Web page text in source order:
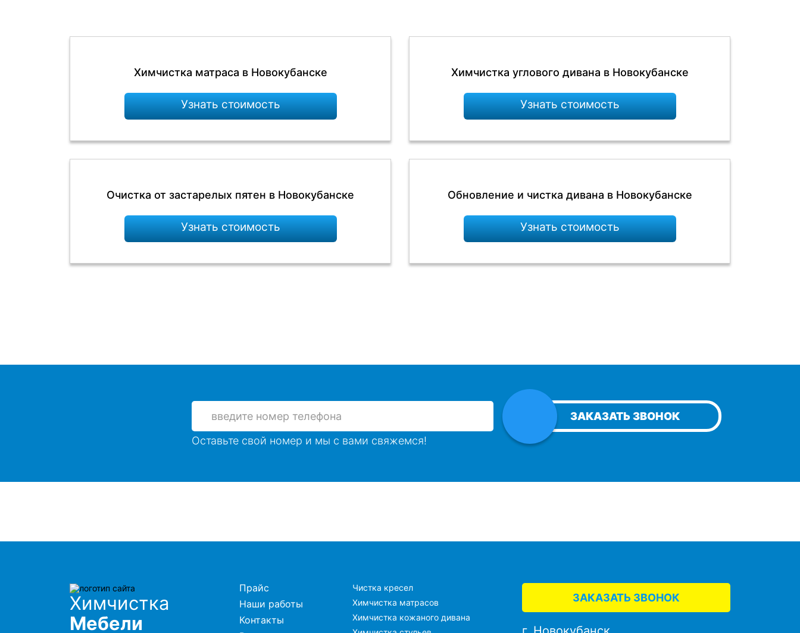
Химчистка матраса в Новокубанске
Узнать стоимость
Химчистка углового дивана в Новокубанске
Узнать стоимость
Очистка от застарелых пятен в Новокубанске
Узнать стоимость
Обновление и чистка дивана в Новокубанске
Узнать стоимость
ЗАКАЗАТЬ ЗВОНОК
Оставьте свой номер и мы с вами свяжемся!
Химчистка
Мебели
Прайс
Наши работы
Контакты
Чистка кресел
Химчистка матрасов
Химчистка кожаного дивана
ЗАКАЗАТЬ ЗВОНОК